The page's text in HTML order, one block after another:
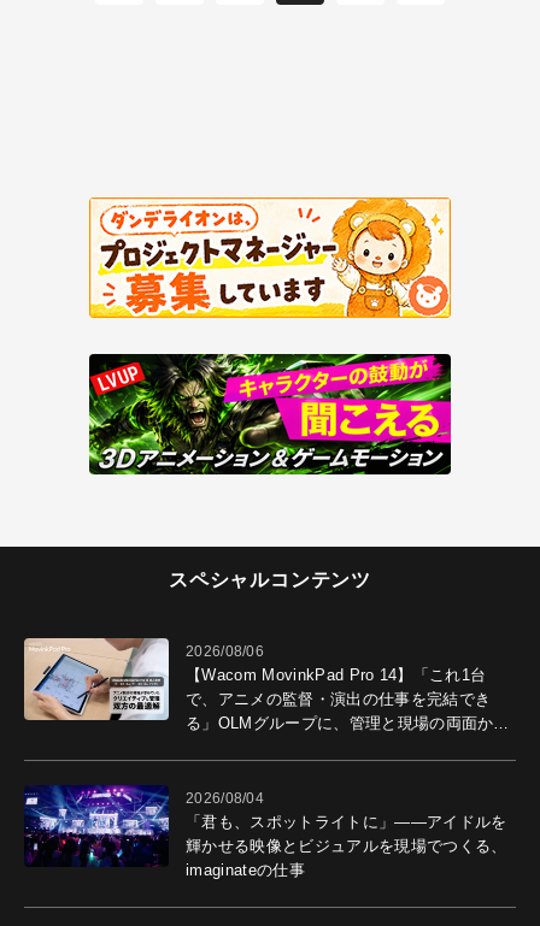
スペシャルコンテンツ
2026/08/06
【Wacom MovinkPad Pro 14】「これ1台
で、アニメの監督・演出の仕事を完結でき
る」OLMグループに、管理と現場の両面から
2026/08/04
「君も、スポットライトに」――アイドルを
輝かせる映像とビジュアルを現場でつくる、
imaginateの仕事